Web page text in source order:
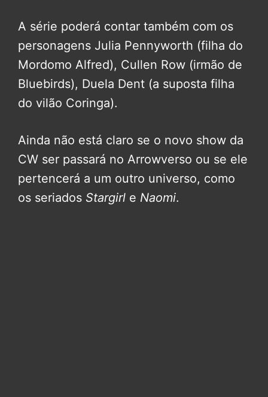
A série poderá contar também com os
personagens Julia Pennyworth (filha do
Mordomo Alfred), Cullen Row (irmão de
Bluebirds), Duela Dent (a suposta filha
do vilão Coringa).
Ainda não está claro se o novo show da
CW ser passará no Arrowverso ou se ele
pertencerá a um outro universo, como
os seriados Stargirl e Naomi.